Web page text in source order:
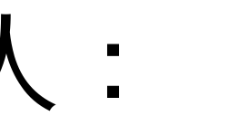
：